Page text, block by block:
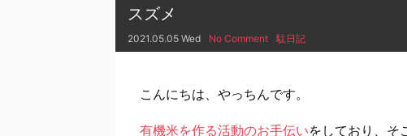
スズメ
2021.05.05 Wed No Comment 駄日記
こんにちは、やっちんです。
有機米を作る活動のお手伝いをしており、そ